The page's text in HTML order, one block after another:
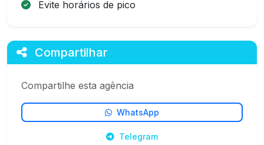
Evite horários de pico
Compartilhar
Compartilhe esta agência
WhatsApp
Telegram